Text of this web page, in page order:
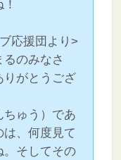
応援団より>
のみなさ
りがとうござ
ちゅう）であ
は、何度見て
。そしてその